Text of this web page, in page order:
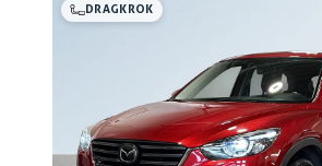
DRAGKROK